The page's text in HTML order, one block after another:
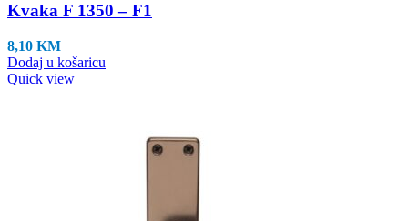
Kvaka F 1350 – F1
8,10 KM
Dodaj u košaricu
Quick view